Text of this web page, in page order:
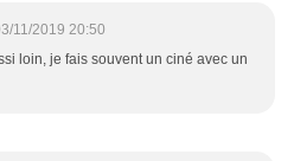
11/2019 20:50
loin, je fais souvent un ciné avec un